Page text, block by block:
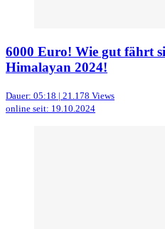
6000 Euro! Wie gut fährt
Himalayan 2024!
Dauer: 05:18 | 21.178 Views
online seit: 19.10.2024